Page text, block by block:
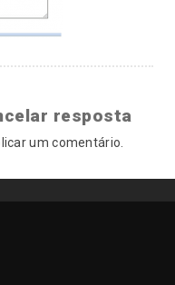
resposta
um comentário.